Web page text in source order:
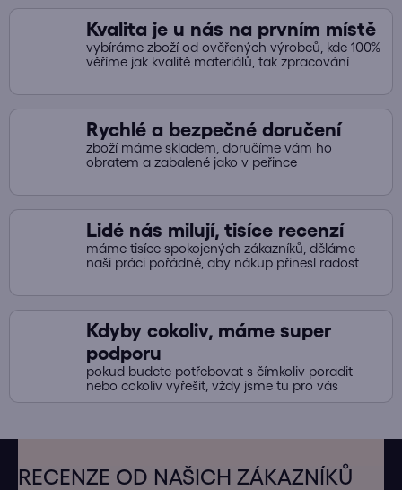
Kvalita je u nás na prvním místě
vybíráme zboží od ověřených výrobců, kde 100%
věříme jak kvalitě materiálů, tak zpracování
Rychlé a bezpečné doručení
zboží máme skladem, doručíme vám ho
obratem a zabalené jako v peřince
Lidé nás milují, tisíce recenzí
máme tisíce spokojených zákazníků, děláme
naši práci pořádně, aby nákup přinesl radost
Kdyby cokoliv, máme super
podporu
pokud budete potřebovat s čímkoliv poradit
nebo cokoliv vyřešit, vždy jsme tu pro vás
RECENZE OD NAŠICH ZÁKAZNÍKŮ